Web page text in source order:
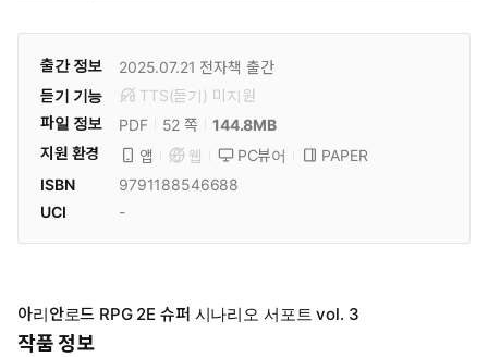
출간 정보 2025.07.21 전자책 출간
듣기 기능
TTS(듣기) 미 지원
파일 정보
PDF 52 쪽
144.8MB
지원 환경
앱 웹 PC뷰어
PAPER
ISBN
9791188546688
UCI
-
아리안로드 RPG 2E 슈퍼 시나리오 서포트 vol. 3
작품 정보